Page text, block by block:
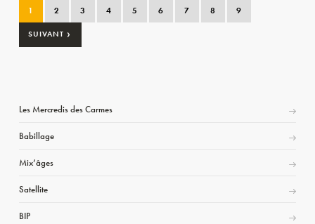
1 2 3 4 5 6 7 8 9
SUIVANT ›
Les Mercredis des Carmes
Babillage
Mix’âges
Satellite
BIP